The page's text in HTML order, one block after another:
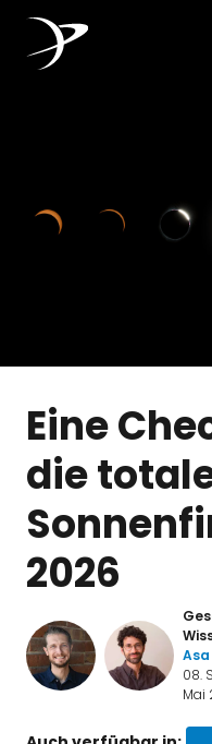
Eine
die
2026
Asa
08.
Mai